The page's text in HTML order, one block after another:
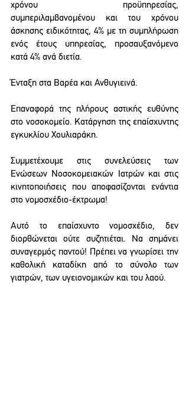
χρόνου προϋπηρεσίας,
συμπεριλαμβανομένου και του χρόνου
άσκησης ειδικότητας, 4% με τη συμπλήρωση
ενός έτους υπηρεσίας, προσαυξανόμενο
κατά 4% ανά διετία.
Ένταξη στα Βαρέα και Ανθυγιεινά.
Επαναφορά της πλήρους αστικής ευθύνης
στο νοσοκομείο. Κατάργηση της επαίσχυντης
εγκυκλίου Χουλιαράκη.
Συμμετέχουμε στις συνελεύσεις των
Ενώσεων Νοσοκομειακών Ιατρών και στις
κινητοποιήσεις που αποφασίζονται ενάντια
στο νομοσχέδιο-έκτρωμα!
Αυτό το επαίσχυντο νομοσχέδιο, δεν
διορθώνεται ούτε συζητιέται. Να σημάνει
συναγερμός παντού! Πρέπει να γνωρίσει την
καθολική καταδίκη από το σύνολο των
γιατρών, των υγειονομικών και του λαού.